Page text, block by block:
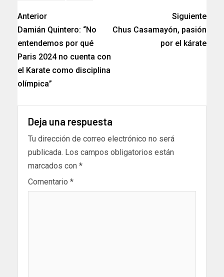
Anterior
Damián Quintero: “No
entendemos por qué
Paris 2024 no cuenta con
el Karate como disciplina
olímpica”
Siguiente
Chus Casamayón, pasión
por el kárate
Deja una respuesta
Tu dirección de correo electrónico no será
publicada. Los campos obligatorios están
marcados con *
Comentario *